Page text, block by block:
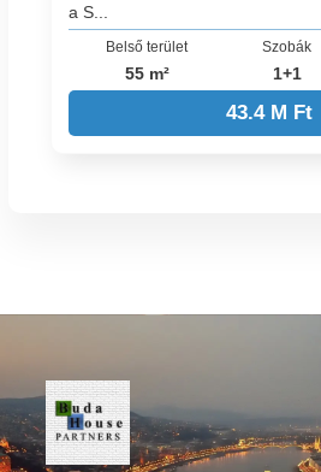
a S...
Belső terület
55 m²
Szobák
1+1
43.4 M Ft